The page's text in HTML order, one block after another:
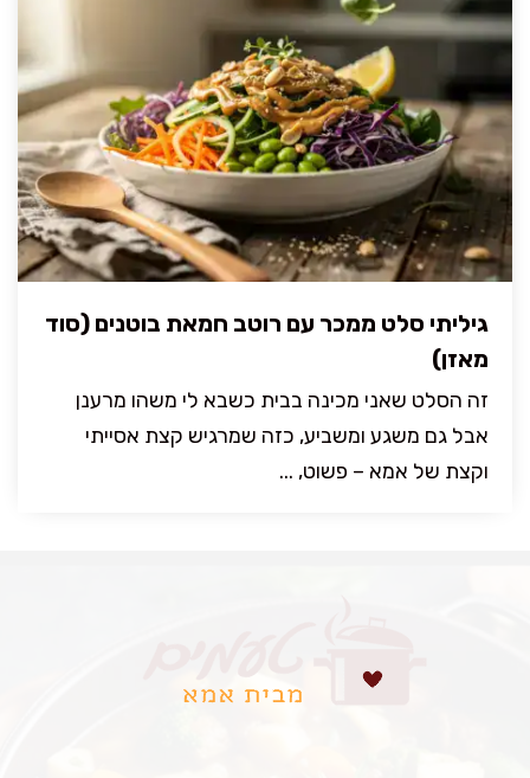
גיליתי סלט ממכר עם רוטב חמאת בוטנים (סוד
מאזן)
זה הסלט שאני מכינה בבית כשבא לי משהו מרענן
אבל גם משגע ומשביע, כזה שמרגיש קצת אסייתי
וקצת של אמא – פשוט, ...